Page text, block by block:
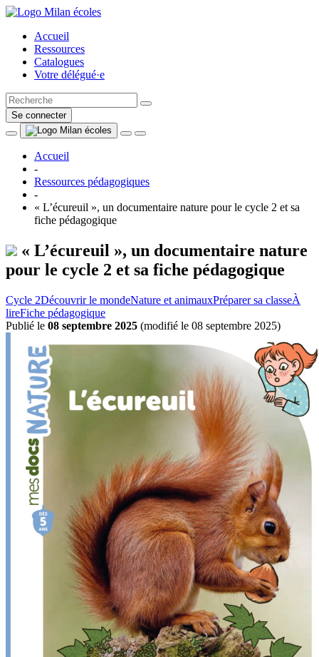
Accueil
Ressources
Catalogues
Votre délégué·e
Se connecter
Accueil
-
Ressources pédagogiques
-
« L’écureuil », un documentaire nature pour le cycle 2 et sa
fiche pédagogique
« L’écureuil », un documentaire nature
pour le cycle 2 et sa fiche pédagogique
Cycle 2Découvrir le mondeNature et animauxPréparer sa classeÀ
lireFiche pédagogique
Publié le 08 septembre 2025 (modifié le 08 septembre 2025)